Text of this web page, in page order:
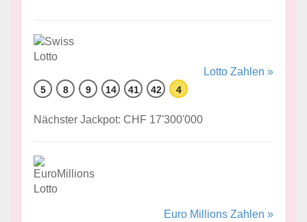
Lotto Zahlen »
5 8 9 14 41 42 4
Nächster Jackpot: CHF 17'300'000
Euro Millions Zahlen »